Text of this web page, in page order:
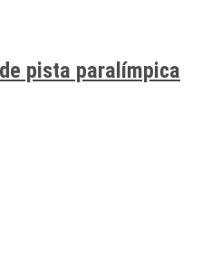
pista paralímpica